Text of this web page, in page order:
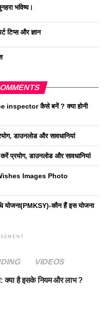
भविष्य।
टिप्स और ज्ञान
inspector कैसे बनें ? क्या होनी
डाउनलोड और सावधानियां
प्रयोग, डाउनलोड और सावधानियां
Images Photo
योजना(PMKSY)-कौन हैं इस योजना
VIDEOS
क्या है इसके नियम और लाभ ?